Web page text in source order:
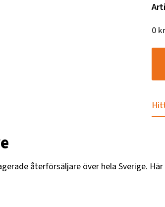
0 kr
återförsäljare över hela Sverige.